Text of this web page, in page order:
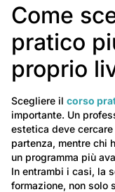
Come
pratico
proprio
Scegliere il corso
importante. Un
estetica deve
partenza, mentre chi
un programma più
In entrambi i casi, la
formazione, non solo